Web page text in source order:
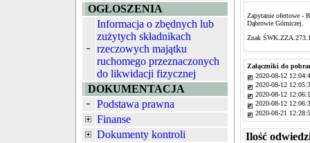
OGŁOSZENIA
Informacja o zbędnych lub
zużytych składnikach
rzeczowych majątku
ruchomego przeznaczonych
do likwidacji fizycznej
DOKUMENTACJA
Podstawa prawna
Finanse
Dokumenty kontroli
Zapytanie ofertowe -
Dąbrowie Górniczej.
Znak
Załączniki do
2020-08-12
2020-08-12
2020-08-12
2020-08-12
2020-08-21
Ilość